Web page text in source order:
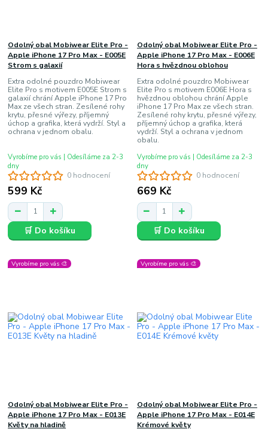
0 hodnocení
Odolný obal Mobiwear Elite Pro -
Apple iPhone 17 Pro Max - E005E
Strom s galaxií
Extra odolné pouzdro Mobiwear
Elite Pro s motivem E005E Strom s
galaxií chrání Apple iPhone 17 Pro
Max ze všech stran. Zesílené rohy
krytu, přesné výřezy, příjemný
úchop a grafika, která vydrží. Styl a
ochrana v jednom obalu.
599 Kč
Vyrobíme pro vás | Odesíláme za 2-3
dny
🛒 Do košíku
0 hodnocení
Odolný obal Mobiwear Elite Pro -
Apple iPhone 17 Pro Max - E006E
Hora s hvězdnou oblohou
Extra odolné pouzdro Mobiwear
Elite Pro s motivem E006E Hora s
hvězdnou oblohou chrání Apple
iPhone 17 Pro Max ze všech stran.
Zesílené rohy krytu, přesné výřezy,
příjemný úchop a grafika, která
vydrží. Styl a ochrana v jednom
obalu.
669 Kč
Vyrobíme pro vás | Odesíláme za 2-3
dny
🛒 Do košíku
Vyrobíme pro vás 🎨
Odolný obal Mobiwear Elite Pro -
Apple iPhone 17 Pro Max - E013E
Květy na hladině
Vyrobíme pro vás 🎨
Odolný obal Mobiwear Elite Pro -
Apple iPhone 17 Pro Max - E014E
Krémové květy